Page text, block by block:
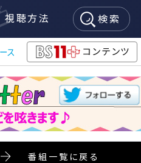
視聴方法 検索
ス
BS11+
コンテンツ
番組一覧に戻る